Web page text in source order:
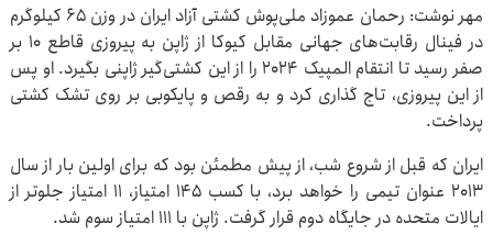
مهر نوشت: رحمان عموزاد ملی‌پوش کشتی آزاد ایران در وزن ۶۵ کیلوگرم
در فینال رقابت‌های جهانی مقابل کیوکا از ژاپن به پیروزی قاطع ۱۰ بر
صفر رسید تا انتقام المپیک ۲۰۲۴ را از این کشتی‌گیر ژاپنی بگیرد. او پس
از این پیروزی، تاج گذاری کرد و به رقص و پایکوبی بر روی تشک کشتی
پرداخت.
ایران که قبل از شروع شب، از پیش مطمئن بود که برای اولین بار از سال
۲۰۱۳ عنوان تیمی را خواهد برد، با کسب ۱۴۵ امتیاز، ۱۱ امتیاز جلوتر از
ایالات متحده در جایگاه دوم قرار گرفت. ژاپن با ۱۱۱ امتیاز سوم شد.